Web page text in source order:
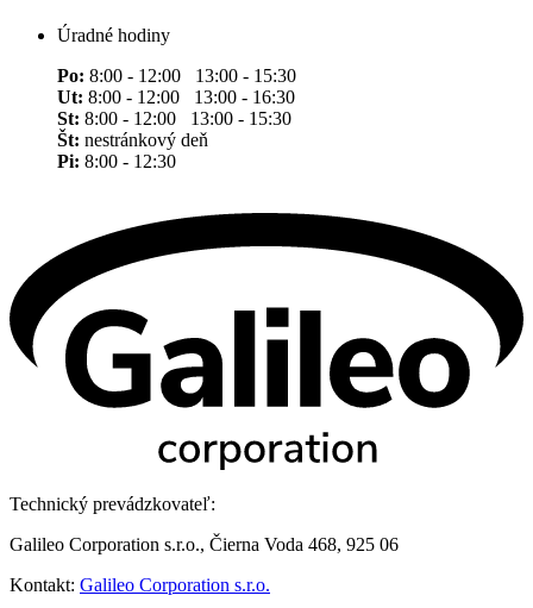
Úradné hodiny
Po: 8:00 - 12:00 13:00 - 15:30
Ut: 8:00 - 12:00 13:00 - 16:30
St: 8:00 - 12:00 13:00 - 15:30
Št: nestránkový deň
Pi: 8:00 - 12:30
Technický prevádzkovateľ:
Galileo Corporation s.r.o., Čierna Voda 468, 925 06
Kontakt: Galileo Corporation s.r.o.